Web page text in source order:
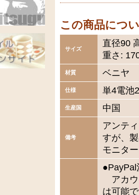
この商品につ
サイズ
直径90
重さ:
材質 ベニヤ
仕様 単4電池
生産国 中国
備考
アンテ
すが、
モニタ
●PayPal
アカウ
は可能